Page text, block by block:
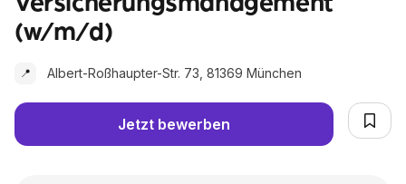
(w/m/d)
📍 Albert-Roßhaupter-Str. 73, 81369 München
Jetzt bewerben